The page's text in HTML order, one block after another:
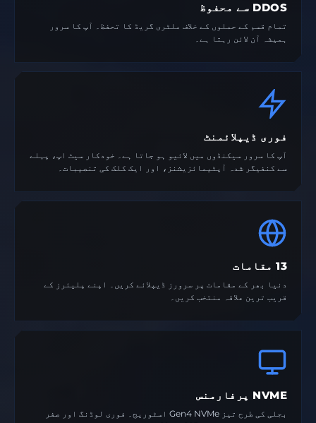
DDOS سے محفوظ
تمام قسم کے حملوں کے خلاف ملٹری گریڈ کا تحفظ۔ آپ کا سرور
ہمیشہ آن لائن رہتا ہے۔
فوری ڈیپلائمنٹ
آپ کا سرور سیکنڈوں میں لائیو ہو جاتا ہے۔ خودکار سیٹ اپ، پہلے
سے کنفیگر شدہ آپٹیمائزیشنز، اور ایک کلک کی تنصیبات۔
13 مقامات
دنیا بھر کے مقامات پر سرورز ڈیپلائے کریں۔ اپنے پلیئرز کے
قریب ترین علاقہ منتخب کریں۔
NVME پرفارمنس
بجلی کی طرح تیز Gen4 NVMe اسٹوریج۔ فوری لوڈنگ اور صفر